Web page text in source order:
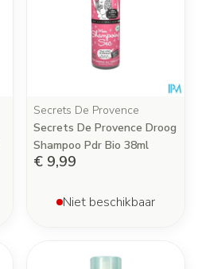
Secrets De Provence
Secrets De Provence Droog
Shampoo Pdr Bio 38ml
€ 9,99
Niet beschikbaar